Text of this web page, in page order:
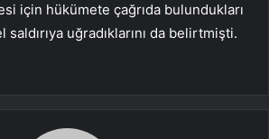
için hükümete çağrıda bulundukları
uğradıklarını da belirtmişti.